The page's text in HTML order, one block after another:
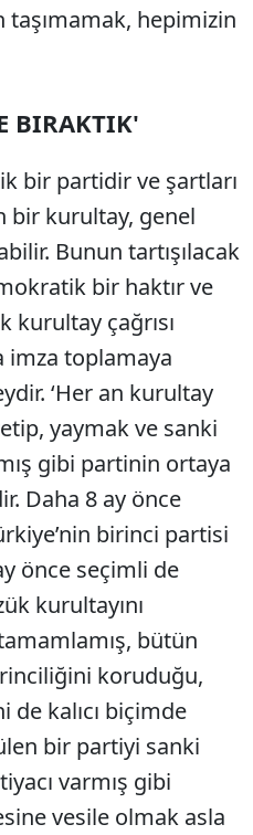
hepimizin
BIRAKTIK'
bir partidir ve şartları
bir kurultay, genel
Bunun tartışılacak
bir haktır ve
kurultay çağrısı
imza toplamaya
‘Her an kurultay
yaymak ve sanki
gibi partinin ortaya
Daha 8 ay önce
birinci partisi
önce seçimli de
kurultayını
bütün
koruduğu,
de kalıcı biçimde
bir partiyi sanki
varmış gibi
vesile olmak asla